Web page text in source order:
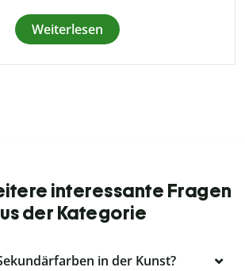
Weiterlesen
interessante Fragen
der Kategorie
in der Kunst?